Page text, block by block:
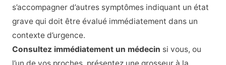
s’accompagner d’autres symptômes indiquant un état
grave qui doit être évalué immédiatement dans un
contexte d’urgence.
Consultez immédiatement un médecin si vous, ou